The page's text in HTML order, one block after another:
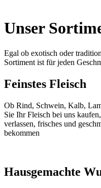
Unser
Egal ob exotisch oder
Sortiment ist für jeden
Feinstes Fleisch
Ob Rind, Schwein, Kalb,
Sie Ihr Fleisch bei uns
verlassen, frisches und
bekommen
Hausgemachte